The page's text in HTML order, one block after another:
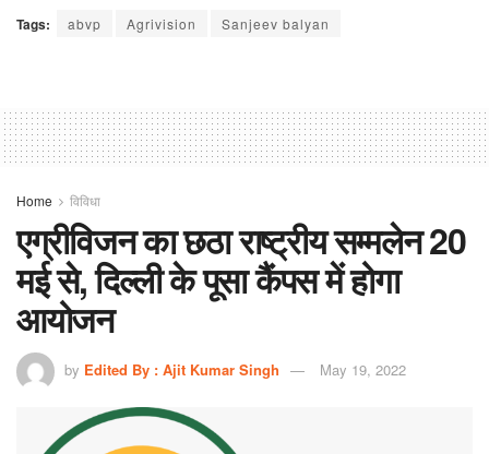
Tags: abvp Agrivision Sanjeev balyan
Home विविधा
एग्रीविजन का छठा राष्ट्रीय सम्मलेन 20
मई से, दिल्ली के पूसा कैंपस में होगा
आयोजन
by Edited By : Ajit Kumar Singh May 19, 2022